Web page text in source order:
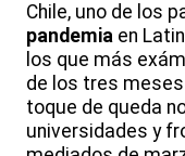
Chile, uno de los
pandemia en
los que más
de los tres
toque de queda
universidades y